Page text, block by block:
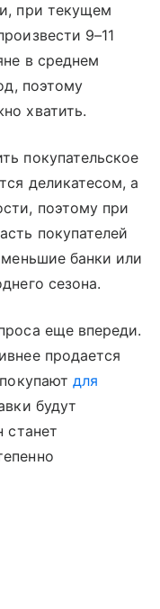
при текущем
9–11
в среднем
поэтому
хватить.
покупательское
деликатесом, а
поэтому при
покупателей
банки или
сезона.
еще впереди.
продается
для
будут
станет